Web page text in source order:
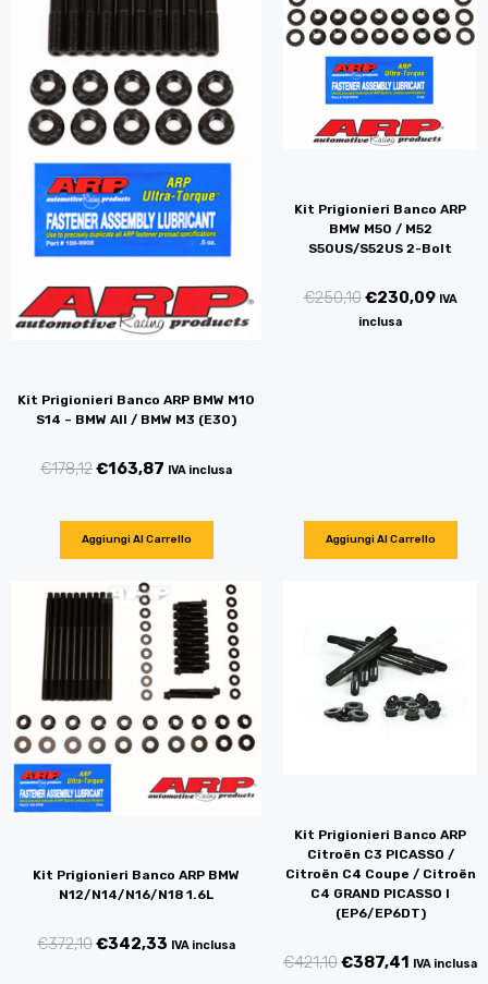
Kit Prigionieri Banco ARP BMW M10
S14 – BMW All / BMW M3 (E30)
€178,12€163,87 IVA inclusa
Aggiungi Al Carrello
Kit Prigionieri Banco ARP
BMW M50 / M52
S50US/S52US 2-Bolt
€250,10€230,09 IVA
inclusa
Aggiungi Al Carrello
Kit Prigionieri Banco ARP BMW
N12/N14/N16/N18 1.6L
€372,10€342,33 IVA inclusa
Kit Prigionieri Banco ARP
Citroën C3 PICASSO /
Citroën C4 Coupe / Citroën
C4 GRAND PICASSO I
(EP6/EP6DT)
€421,10€387,41 IVA inclusa